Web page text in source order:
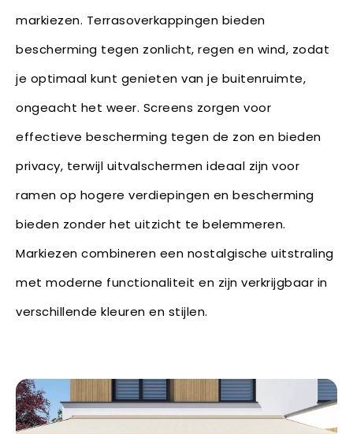
markiezen. Terrasoverkappingen bieden
bescherming tegen zonlicht, regen en wind, zodat
je optimaal kunt genieten van je buitenruimte,
ongeacht het weer. Screens zorgen voor
effectieve bescherming tegen de zon en bieden
privacy, terwijl uitvalschermen ideaal zijn voor
ramen op hogere verdiepingen en bescherming
bieden zonder het uitzicht te belemmeren.
Markiezen combineren een nostalgische uitstraling
met moderne functionaliteit en zijn verkrijgbaar in
verschillende kleuren en stijlen.